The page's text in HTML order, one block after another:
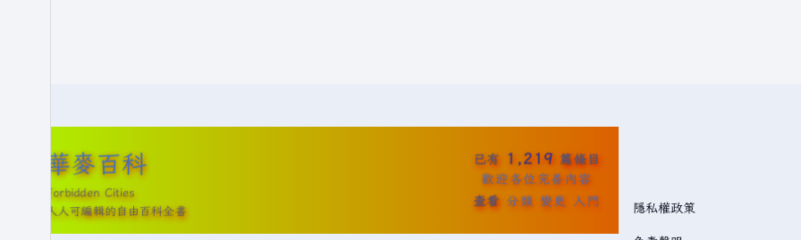
華麥百科
Forbidden Cities
人人可編輯的自由百科全書
已有 1,219 篇條目
歡迎各位完善內容
查看 分類 變更 入門 隱私權政策